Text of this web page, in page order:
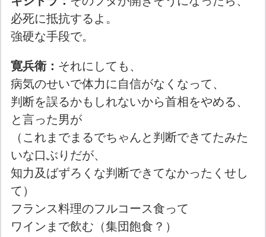
必死に抵抗するよ。
強硬な手段で。
寛兵衛： それにしても、
病気のせいで体力に自信がなくなって、
判断を誤るかもしれないから首相をやめる、
と言った男が
（これまでまるでちゃんと判断できてたみた
いな口ぶりだが、
知力及ばずろくな判断できてなかったくせし
て）
フランス料理のフルコース食って
ワインまで飲む（集団飽食？）